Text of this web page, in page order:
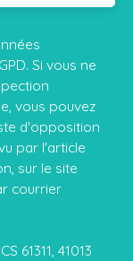
Si vous ne
vous pouvez
d'opposition
par l'article
sur le site
courrier
61311, 41013